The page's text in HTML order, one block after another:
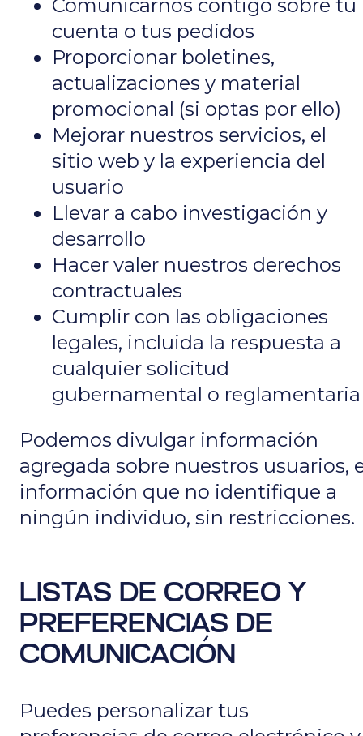
Comunicarnos contigo sobre tu
cuenta o tus pedidos
Proporcionar boletines,
actualizaciones y material
promocional (si optas por ello)
Mejorar nuestros servicios, el
sitio web y la experiencia del
usuario
Llevar a cabo investigación y
desarrollo
Hacer valer nuestros derechos
contractuales
Cumplir con las obligaciones
legales, incluida la respuesta a
cualquier solicitud
gubernamental o reglamentaria
Podemos divulgar información
agregada sobre nuestros usuarios,
información que no identifique a
ningún individuo, sin restricciones.
LISTAS DE CORREO Y
PREFERENCIAS DE
COMUNICACIÓN
Puedes personalizar tus